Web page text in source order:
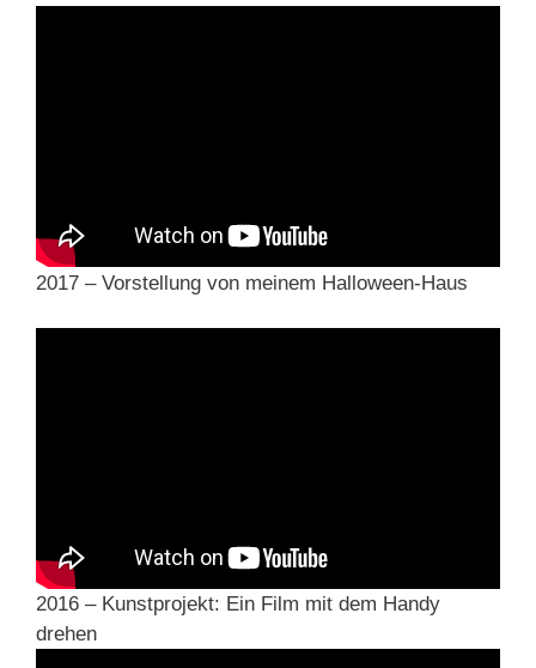
2017 – Vorstellung von meinem Halloween-Haus
2016 – Kunstprojekt: Ein Film mit dem Handy
drehen